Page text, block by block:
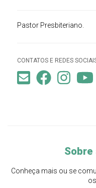
Pastor Presbiteriano.
CONTATOS E REDES
Sobre
Conheça mais ou se